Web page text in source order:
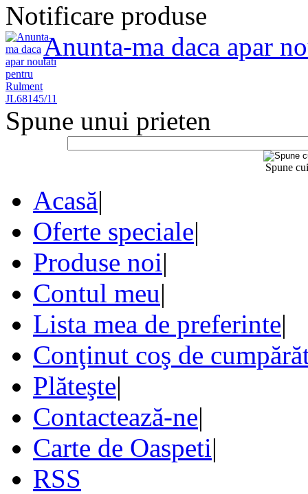
Notificare produse
Anunta-ma daca apar
Spune unui prieten
Spune
Acasă|
Oferte speciale|
Produse noi|
Contul meu|
Lista mea de preferinte|
Conţinut coş de
Plăteşte|
Contactează-ne|
Carte de Oaspeti|
RSS